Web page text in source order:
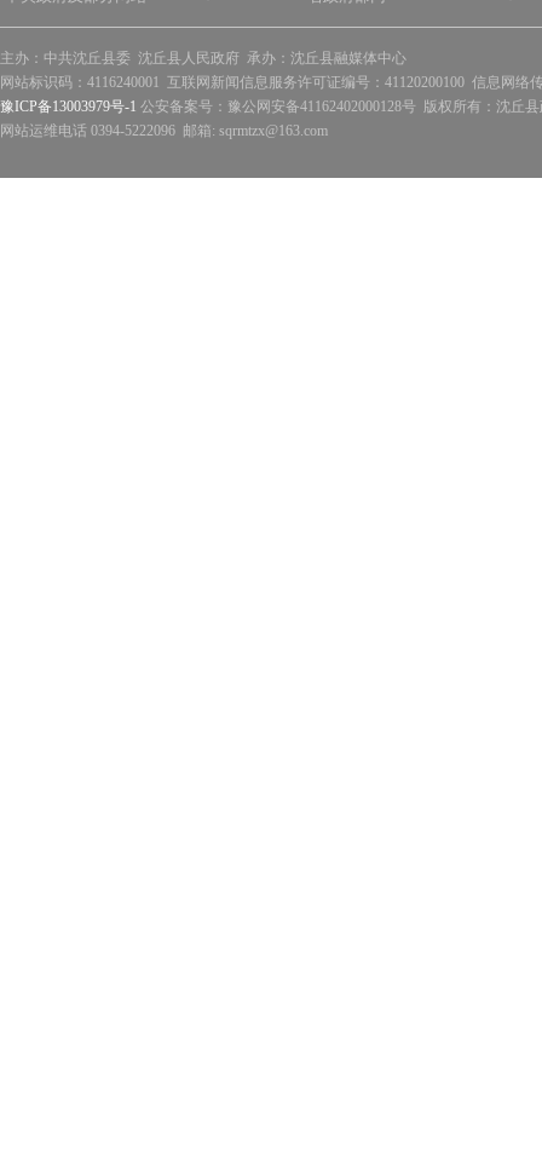
主办：中共沈丘县委 沈丘县人民政府 承办：沈丘县融媒体中心
网站标识码：4116240001 互联网新闻信息服务许可证编号：41120200100 信息网络
豫ICP备13003979号-1 公安备案号：豫公网安备41162402000128号 版权所有：沈丘
网站运维电话 0394-5222096 邮箱: sqrmtzx@163.com